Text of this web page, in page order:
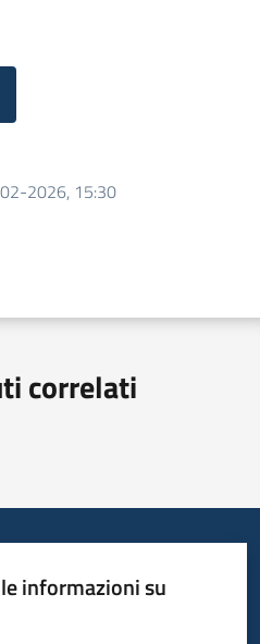
2026, 15:30
correlati
informazioni su